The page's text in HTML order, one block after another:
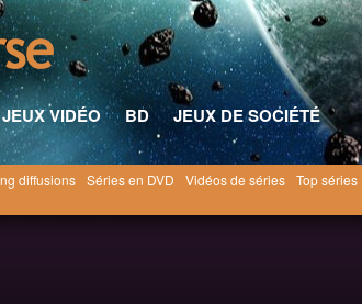
JEUX VIDÉO BD
JEUX DE SOCIÉTÉ
diffusions Séries en DVD Vidéos de séries Top séries
et Stimpy [1992]